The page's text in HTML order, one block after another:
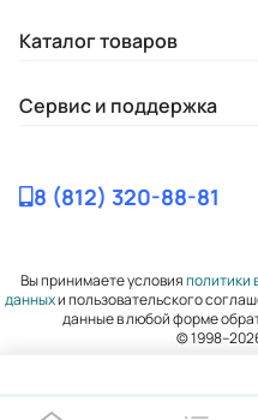
Диаметр
патрубка (мм):
Внутренний
трубы в дюймах:
Каталог товаров
Сервис и поддержка
8 (812) 320-88-81
Вы принимаете условияполитики
данныхи пользовательского
данные в любой форме
©